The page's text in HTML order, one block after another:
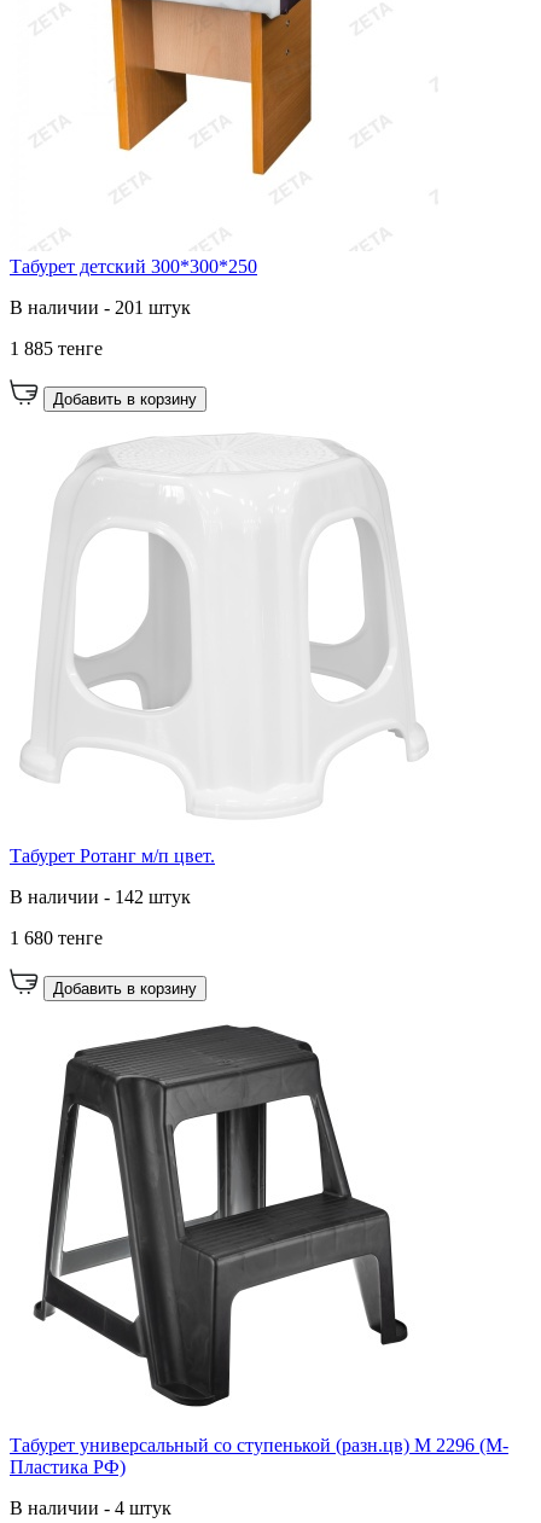
Табурет детский 300*300*250
В наличии - 201 штук
1 885 тенге
Добавить в корзину
Табурет Ротанг м/п цвет.
В наличии - 142 штук
1 680 тенге
Добавить в корзину
Табурет универсальный со ступенькой (разн.цв) М 2296 (М-
Пластика РФ)
В наличии - 4 штук